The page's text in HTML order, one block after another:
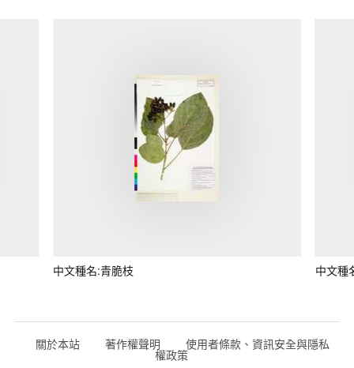
中文種名:青脆枝 中文種
關於本站 著作權聲明 使用者條款、資訊安全與隱私
權政策